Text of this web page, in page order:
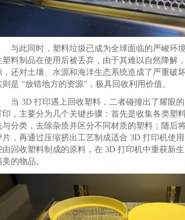
与此同时，塑料垃圾已成为全球面临的严峻环
塑料制品在使用后被丢弃，由于其难以自然降解
，还对土壤、水源和海洋生态系统造成了严重破
则是 “放错地方的资源”，极具回收利用价值。
当 3D 打印遇上回收塑料，二者碰撞出了耀眼
印，主要分为几个关键步骤：首先是收集各类塑
与分类，去除杂质并区分不同材质的塑料；随后
片，再通过压缩挤出工艺制成适合 3D 打印机使
由回收塑料制成的原料，在 3D 打印机中重获新
的物品。